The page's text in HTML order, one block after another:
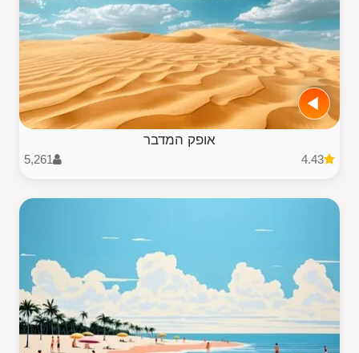
אופק המדבר
4.43
5,261